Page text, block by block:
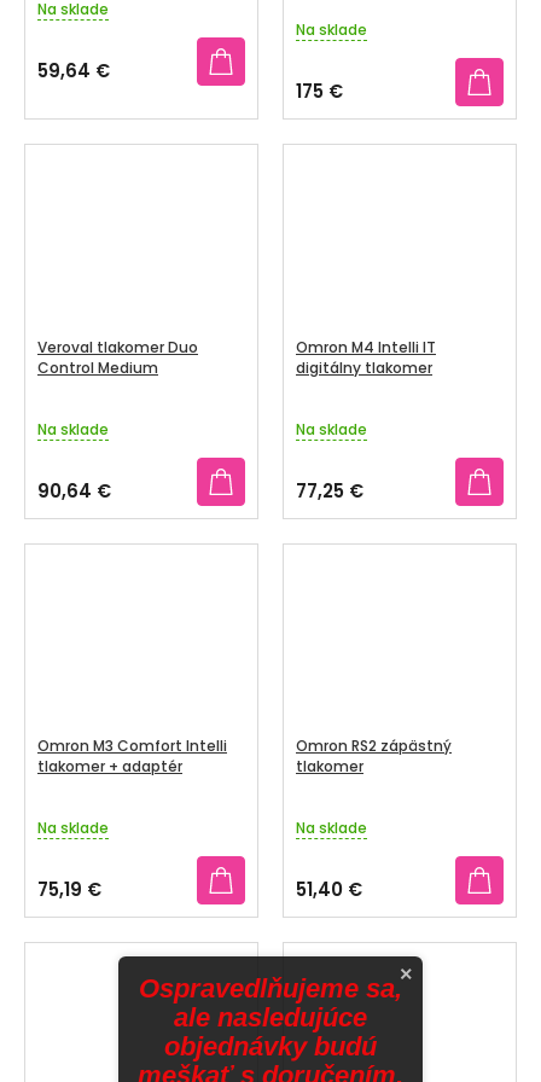
Priemerné
produktu
je
z
5
Na sklade
59,64 €
Na sklade
175 €
Veroval tlakomer Duo
Control Medium
Na sklade
90,64 €
Omron M4 Intelli IT
digitálny tlakomer
Na sklade
77,25 €
Omron M3 Comfort Intelli
tlakomer + adaptér
Na sklade
75,19 €
Omron RS2 zápästný
tlakomer
Na sklade
51,40 €
×
Ospravedlňujeme sa,
ale nasledujúce
objednávky budú
meškať s doručením.